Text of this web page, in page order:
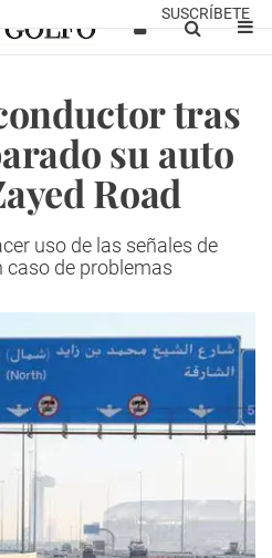
SUSCRÍBETE
tras
su auto
Road
uso de las señales de
caso de problemas